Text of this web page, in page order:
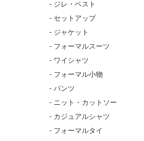
- ジレ・ベスト
- セットアップ
- ジャケット
- フォーマルスーツ
- ワイシャツ
- フォーマル小物
- パンツ
- ニット・カットソー
- カジュアルシャツ
- フォーマルタイ